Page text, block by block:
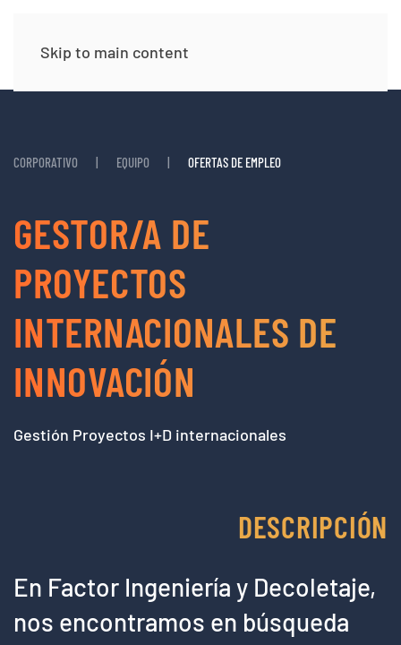
Skip to main content
CORPORATIVO EQUIPO OFERTAS DE EMPLEO
GESTOR/A DE
PROYECTOS
INTERNACIONALES DE
INNOVACIÓN
Gestión Proyectos I+D internacionales
DESCRIPCIÓN
En Factor Ingeniería y Decoletaje,
nos encontramos en búsqueda